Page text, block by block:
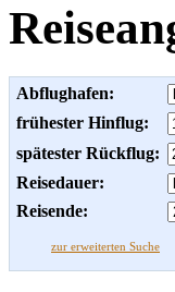
Abflughafen:
frühester Hinflug:
spätester Rückflug:
Reisedauer:
Reisende:
zur erweiterten Suche